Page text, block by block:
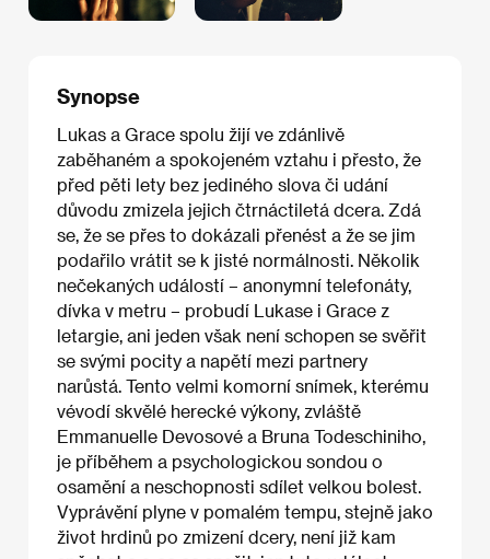
Synopse
Lukas a Grace spolu žijí ve zdánlivě
zaběhaném a spokojeném vztahu i přesto, že
před pěti lety bez jediného slova či udání
důvodu zmizela jejich čtrnáctiletá dcera. Zdá
se, že se přes to dokázali přenést a že se jim
podařilo vrátit se k jisté normálnosti. Několik
nečekaných událostí – anonymní telefonáty,
dívka v metru – probudí Lukase i Grace z
letargie, ani jeden však není schopen se svěřit
se svými pocity a napětí mezi partnery
narůstá. Tento velmi komorní snímek, kterému
vévodí skvělé herecké výkony, zvláště
Emmanuelle Devosové a Bruna Todeschiniho,
je příběhem a psychologickou sondou o
osamění a neschopnosti sdílet velkou bolest.
Vyprávění plyne v pomalém tempu, stejně jako
život hrdinů po zmizení dcery, není již kam